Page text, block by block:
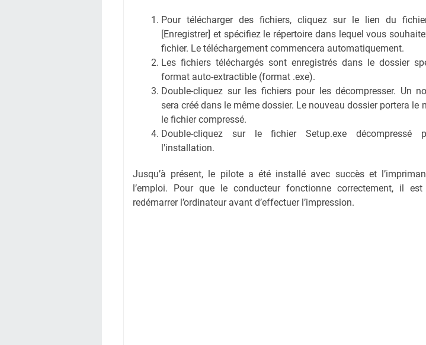
Pour télécharger des fichiers, cliquez sur le lien du
[Enregistrer] et spécifiez le répertoire dans lequel vous
fichier. Le téléchargement commencera automatiquement.
Les fichiers téléchargés sont enregistrés dans le dossier
format auto-extractible (format .exe).
Double-cliquez sur les fichiers pour les décompresser. Un
sera créé dans le même dossier. Le nouveau dossier portera le
le fichier compressé.
Double-cliquez sur le fichier Setup.exe décompressé
l'installation.
Jusqu’à présent, le pilote a été installé avec succès et
l’emploi. Pour que le conducteur fonctionne correctement, il
redémarrer l’ordinateur avant d’effectuer l’impression.